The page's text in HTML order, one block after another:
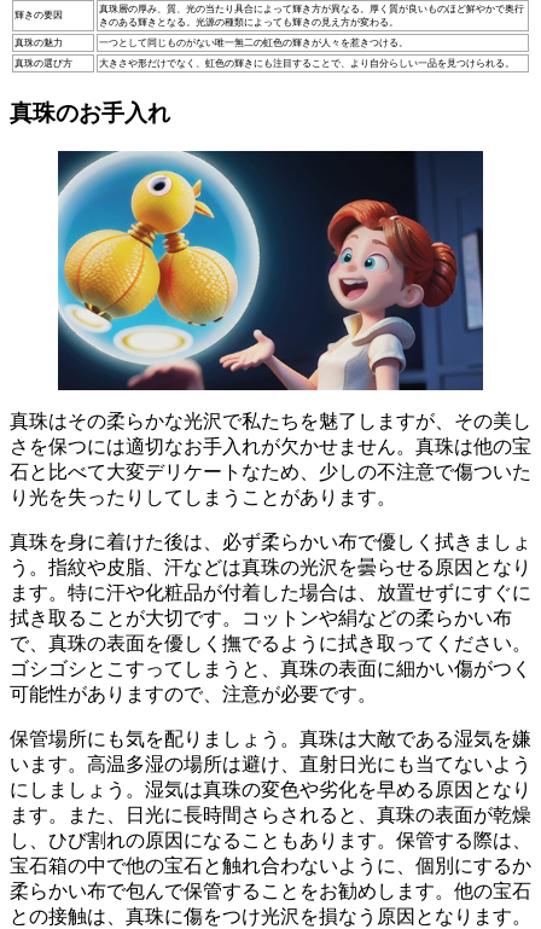
輝きの要因
真珠層の厚み、質、光の当たり具合によって輝き方が異なる。厚く質が良いものほど鮮やかで奥行
きのある輝きとなる。光源の種類によっても輝きの見え方が変わる。
真珠の魅力
一つとして同じものがない唯一無二の虹色の輝きが人々を惹きつける。
真珠の選び方
大きさや形だけでなく、虹色の輝きにも注目することで、より自分らしい一品を見つけられる。
真珠のお手入れ
真珠はその柔らかな光沢で私たちを魅了しますが、その美し
さを保つには適切なお手入れが欠かせません。 真珠は他の宝
石と比べて大変デリケートなため、少しの不注意で傷ついた
り光を失ったりしてしまうことがあります。
真珠を身に着けた後は、必ず柔らかい布で優しく拭きましょ
う。 指紋や皮脂、汗などは真珠の光沢を曇らせる原因となり
ます。特に汗や化粧品が付着した場合は、放置せずにすぐに
拭き取ることが大切です。コットンや絹などの柔らかい布
で、真珠の表面を優しく撫でるように拭き取ってください。
ゴシゴシとこすってしまうと、真珠の表面に細かい傷がつく
可能性がありますので、注意が必要です。
保管場所にも気を配りましょう。 真珠は大敵である湿気を嫌
います。高温多湿の場所は避け、直射日光にも当てないよう
にしましょう。湿気は真珠の変色や劣化を早める原因となり
ます。また、日光に長時間さらされると、真珠の表面が乾燥
し、ひび割れの原因になることもあります。保管する際は、
宝石箱の中で他の宝石と触れ合わないように、個別にするか
柔らかい布で包んで保管することをお勧めします。他の宝石
との接触は、真珠に傷をつけ光沢を損なう原因となります。